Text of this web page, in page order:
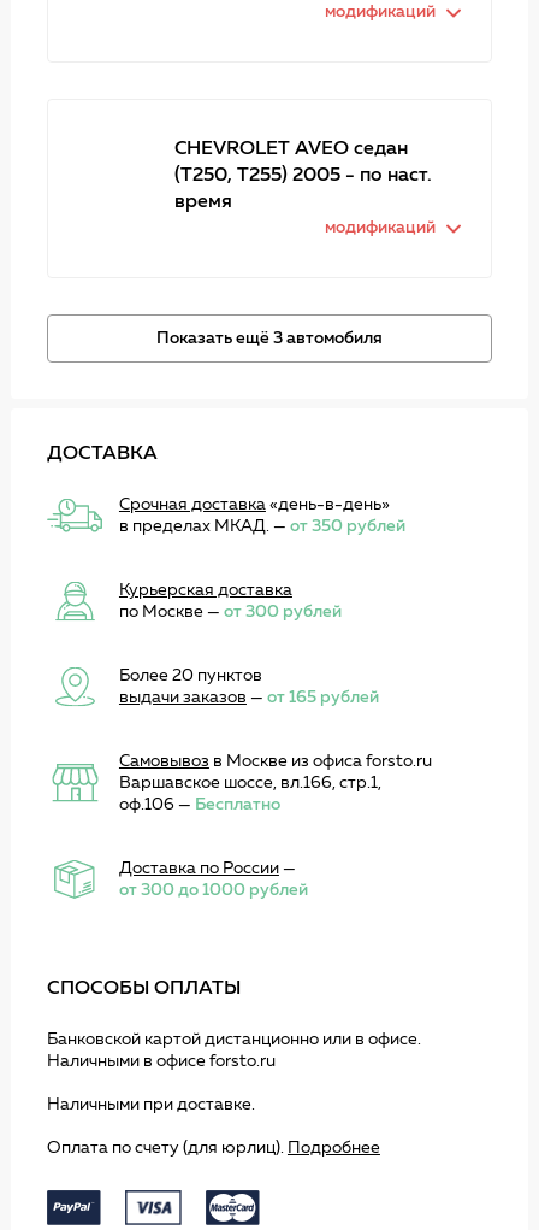
модификаций
CHEVROLET AVEO седан
(T250, T255) 2005 - по наст.
время
модификаций
Показать ещё 3 автомобиля
ДОСТАВКА
Срочная доставка«день-в-день»
в пределах МКАД. — от 350 рублей
Курьерская доставка
по Москве — от 300 рублей
Более 20 пунктов
выдачи заказов — от 165 рублей
Самовывоз в Москве из офиса forsto.ru
Варшавское шоссе, вл.166, стр.1,
оф.106 — Бесплатно
Доставка по России—
от 300 до 1000 рублей
СПОСОБЫ ОПЛАТЫ
Банковской картой дистанционно или в офисе.
Наличными в офисе forsto.ru
Наличными при доставке.
Оплата по счету (для юрлиц). Подробнее